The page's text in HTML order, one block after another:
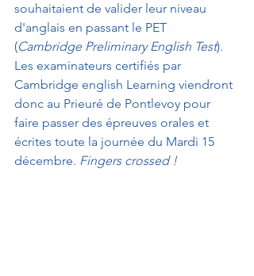
souhaitaient de valider leur niveau
d'anglais en passant le PET
(Cambridge Preliminary English Test).
Les examinateurs certifiés par
Cambridge english Learning viendront
donc au Prieuré de Pontlevoy pour
faire passer des épreuves orales et
écrites toute la journée du Mardi 15
décembre. Fingers crossed !